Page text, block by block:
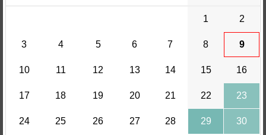
1 2
3 4 5 6 7 8 9
10 11 12 13 14 15 16
17 18 19 20 21 22 23
24 25 26 27 28 29 30